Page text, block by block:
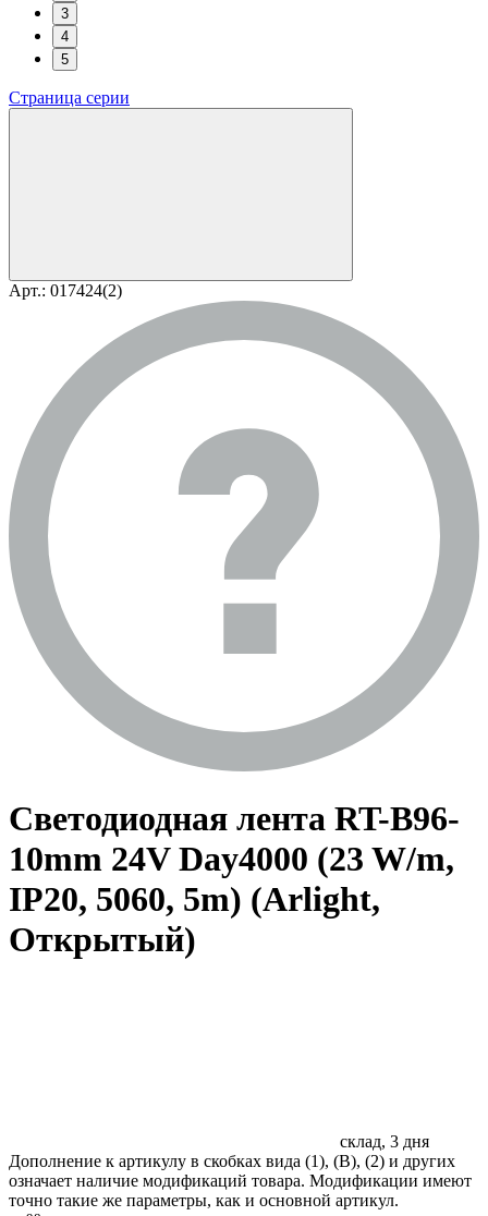
3
4
5
Страница серии
Арт.: 017424(2)
Светодиодная лента RT-B96-
10mm 24V Day4000 (23 W/m,
IP20, 5060, 5m) (Arlight,
Открытый)
склад, 3 дня
Дополнение к артикулу в скобках вида (1), (B), (2) и других
означает наличие модификаций товара. Модификации имеют
точно такие же параметры, как и основной артикул.